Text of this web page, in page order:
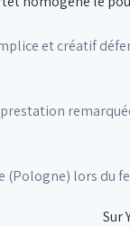
et créatif
lors du
Sur